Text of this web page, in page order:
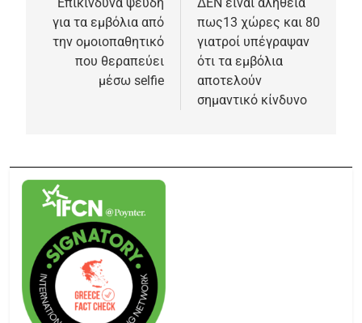
για τα εμβόλια από
την ομοιοπαθητικό
που θεραπεύει
μέσω selfie
πως13 χώρες και 80
γιατροί υπέγραψαν
ότι τα εμβόλια
αποτελούν
σημαντικό κίνδυνο